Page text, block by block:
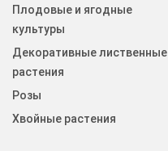
Плодовые и ягодные
культуры
Декоративные лиственные
растения
Розы
Хвойные растения